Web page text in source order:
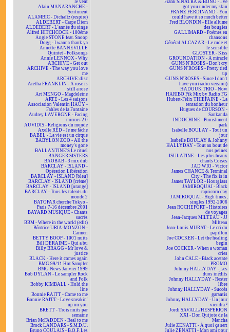
le vent
Alain MANARANCHE -
Sentiment
ALAMBIC - Dichaïtz (respire)
ALDEBERT - Carpe Diem
ALDEBERT - L'année du singe
Alfred HITCHCOCK - 100ème
Angie STONE feat. Snoop
Dogg - I wanna thank ya
Annette BANNEVILLE
Quintet - Folksongs
Annie LENNOX - Why
ARCHIVE - Get out
ARCHIVE - The way you love
me
ARCHIVE:disc
Aretha FRANKLIN - A rose is
still a rose
Art MENGO - Magdeleine
ARTE - Les 4 saisons
Association Valentin HAÜY -
Fables de la Fontaine
Audrey LAVERGNE - Facing
mirrors 2.0
AUVIDIS - Religions du monde
Axelle RED - Je me fâche
BABEL - La vie est un cirque
BABYLON ZOO - All the
money's gone
BALLANTINE'S Le rituel
BANGER SISTERS
BAOBAB - 3 mix dub
BARCLAY - ISLAND -
Opération Libération
BARCLAY - ISLAND [bleu]
BARCLAY - ISLAND [crème]
BARCLAY - ISLAND [orange]
BARCLAY - Tous les talents du
monde 2
BATOFAR cherche Tokyo -
Paris 7-16 décembre 2001
BAYARD MUSIQUE - Chants
sacrés
BBM - Where in the world (edit)
Béatrice URIA-MONZON -
Carmen
BETTY BOOP - 1001 nuits
Bill DERAIME - Qui a bu
Billy BRAGG - Mr love &
justice
BLACK - Here it comes again
BMG 99/11 Hot Sampler
BMG News Janvier 1999
Bob DYLAN - Le sampler Rock
and Folk
Bobby KIMBALL - Hold the
line
Bonnie RAITT - Come to me
Bonnie RAITT - Love sneakin'
up on you
BRETT - Trois nuits par
semaine
Brian McFADDEN - Real to me
Brock LANDARS - S.M.D.U.
Bruno COULAIS - B.O.F. Les
Frank SINATRA & BONO - I've
got you under my skin
FRANZ FERDINAND - You
could have it so much better
Fred BLONDIN - Elle allume
des bougies
GALLIMARD - Poèmes en
chansons
Général ALCAZAR - Le rude et
le sensible
GLOSTER - Kiss
GROUNDATION - A miracle
GUNS N'ROSES - Don't cry
GUNS N'ROSES - Pretty tied
up
GUNS N'ROSES - Since I don't
have you (radio version)
HADOUK TRIO - Now
HARIBO Pik Mix by Radio FG
Hubert-Félix THIÉFAINE - La
tentation du bonheur
Hugues de COURSON -
Sankanda
INDOCHINE - Punishment
park
Isabelle BOULAY - Tout un
jour
Isabelle BOULAY & Johnny
HALLYDAY - Tout au bout de
nos peines
ISULATINE - Les plus beaux
chants Corses
JAD WIO - Victor
James CHANCE & Terminal
City - The fix is in
James TAYLOR - Hourglass
JAMIROQUAI - Black
capricorn day
JAMIROQUAI - High times,
singles 1992-2006
Jean ROCHEFORT - Histoires
de voyages
Jean-Jacques MILTEAU - JJ
Milteau
Jean-Louis MURAT - Le cri du
papillon
Joe COCKER - Let the healing
begin
Joe COCKER - When a woman
cries
John CALE - Black acetate
PROMO
Johnny HALLYDAY - Les
duos inédits
Johnny HALLYDAY - Rester
libre
Johnny HALLYDAY - Succès
garantis
Johnny HALLYDAY - Un jour
viendra ²
Jordi SAVALL/HESPERION
XXI - Don Quijote de la
Mancha
Julie ZENATTI - À quoi ça sert
Julie ZENATTI - Mon ami pour